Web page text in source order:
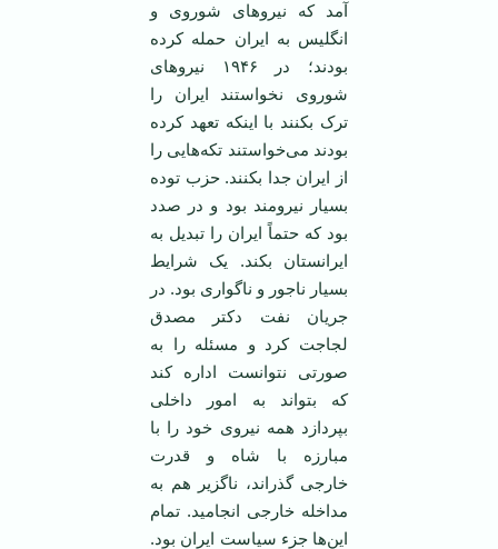
آمد که نیروهای شوروی و
انگلیس به ایران حمله کرده
بودند؛ در ۱۹۴۶ نیروهای
شوروی نخواستند ایران را
ترک بکنند با اینکه تعهد کرده
بودند می‌خواستند تکه‌هایی را
از ایران جدا بکنند. حزب توده
بسیار نیرومند بود و در صدد
بود که حتماً ایران را تبدیل به
ایرانستان بکند. یک شرایط
بسیار ناجور و ناگواری بود. در
جریان نفت دکتر مصدق
لجاجت کرد و مسئله را به
صورتی نتوانست اداره کند
که بتواند به امور داخلی
بپردازد همه نیروی خود را با
مبارزه با شاه و قدرت
خارجی گذراند، ناگزیر هم به
مداخله خارجی انجامید. تمام
این‌ها جزء سیاست ایران بود.